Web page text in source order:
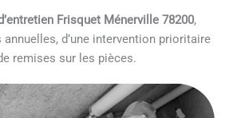
Frisquet Ménerville 78200,
d’une intervention prioritaire
remises sur les pièces.